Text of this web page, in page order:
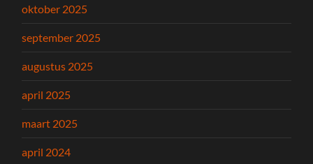
oktober 2025
september 2025
augustus 2025
april 2025
maart 2025
april 2024